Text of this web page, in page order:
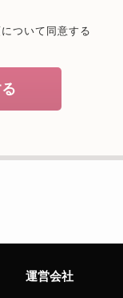
いると認めた委託者
知・開示・内容の訂
スなど、お客様を特
ついて同意する
運営会社